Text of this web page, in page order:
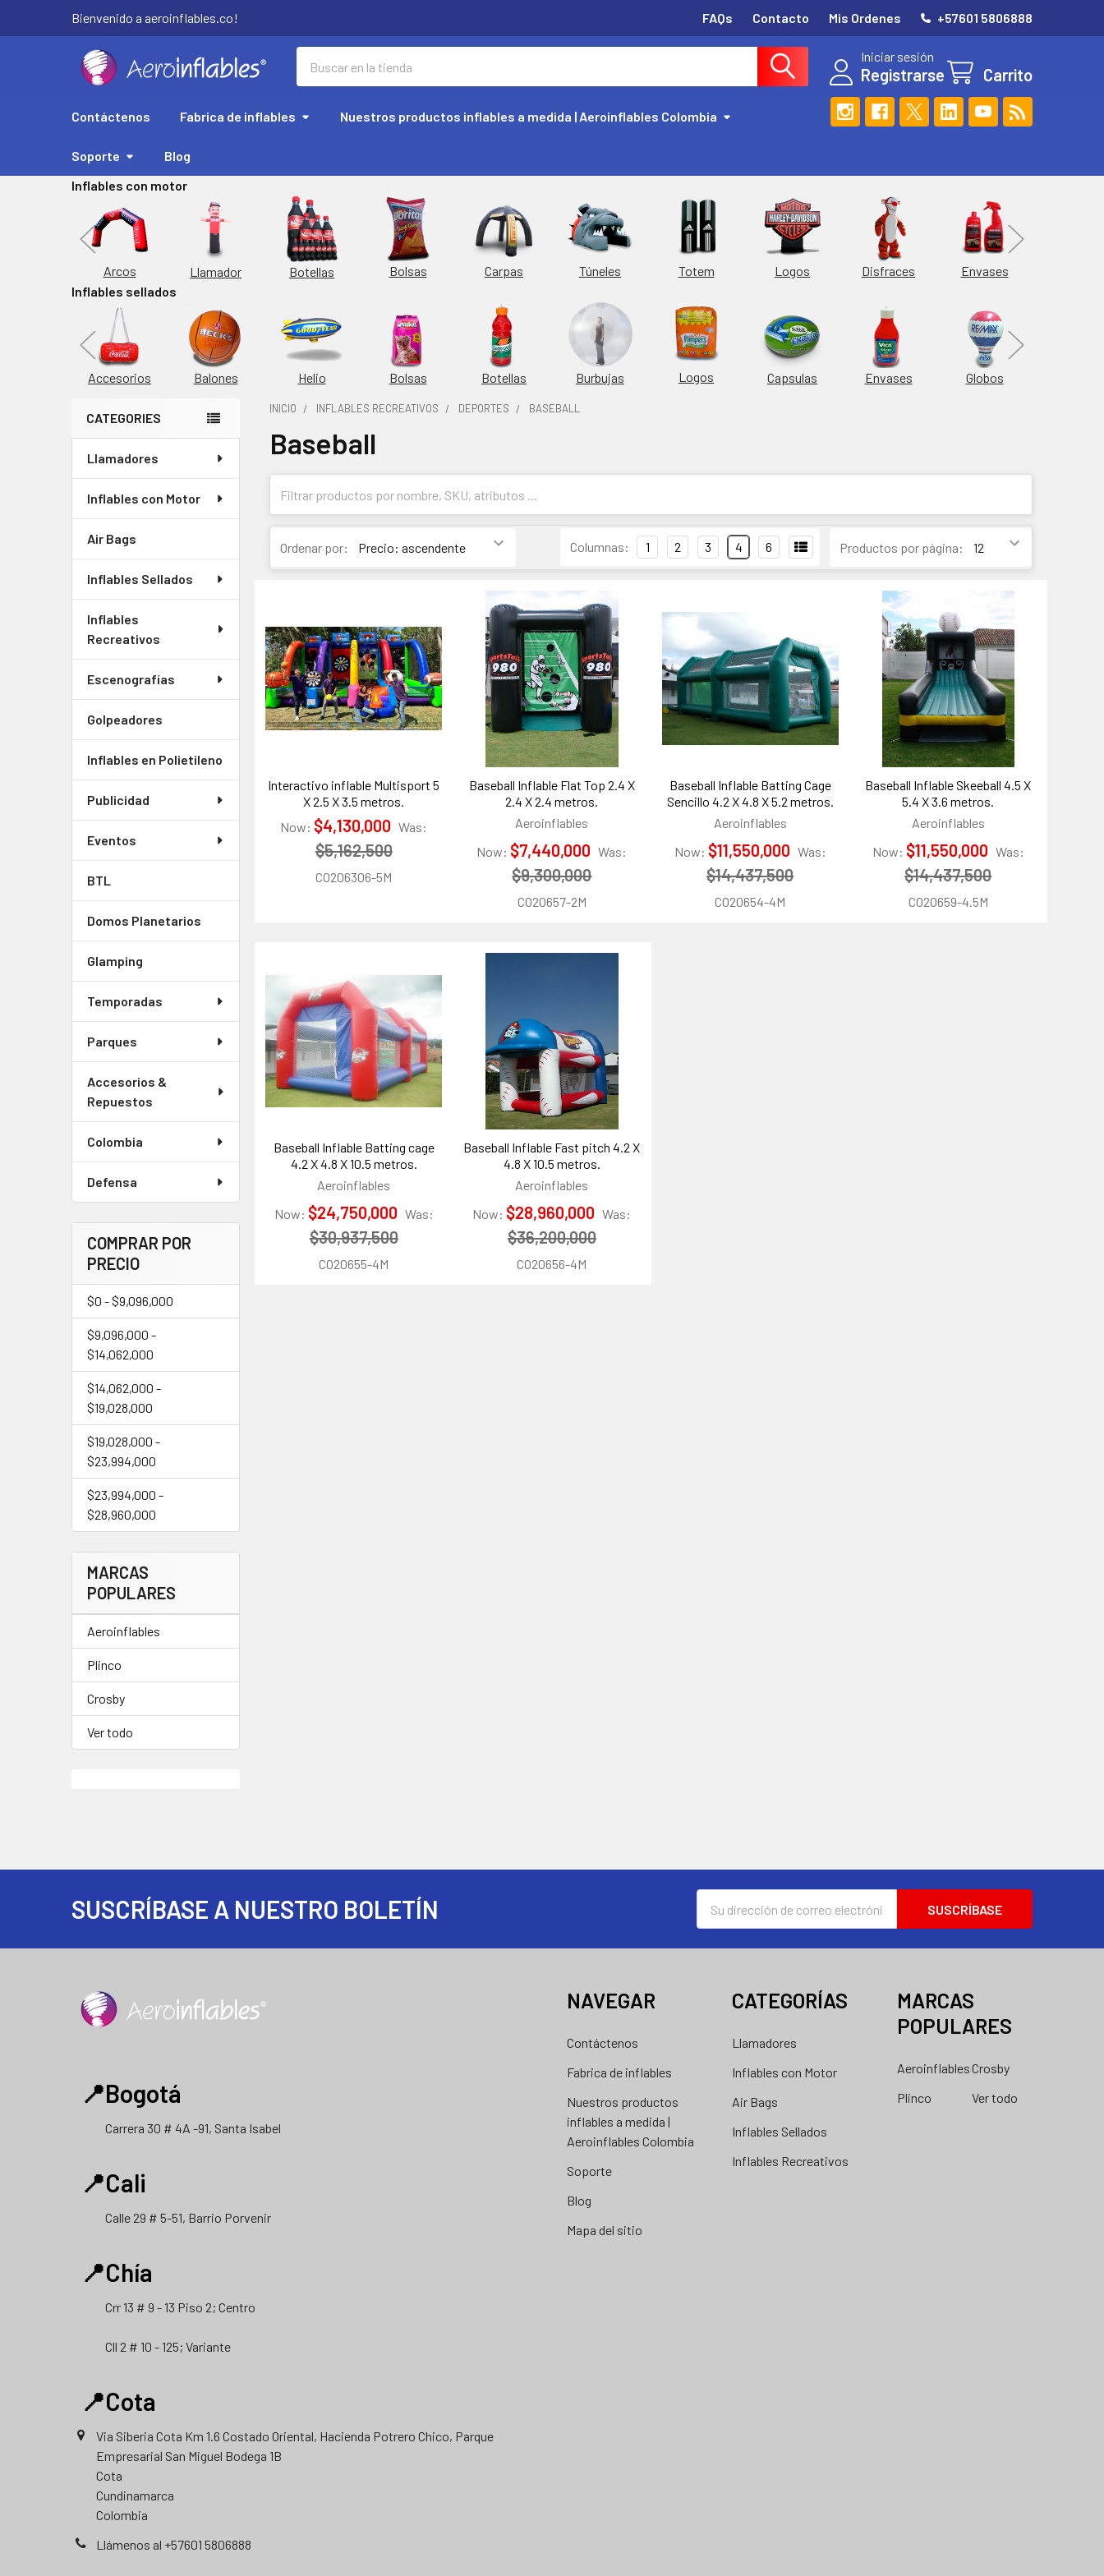
Bienvenido a aeroinflables.co! FAQs Contacto Mis Ordenes +57601 5806888
Iniciar sesión
Registrarse Carrito
Contáctenos Fabrica de inflables Nuestros productos inflables a medida | Aeroinflables Colombia
Soporte
Blog
Inflables con motor
Arcos Llamador Botellas Bolsas Carpas Túneles Totem Logos Disfraces Envases
Inflables sellados
Accesorios Balones Helio Bolsas Botellas Burbujas Logos Capsulas Envases Globos
Barra
lateral
CATEGORIES
Llamadores
Inflables con Motor
Air Bags
Inflables Sellados
Inflables
Recreativos
Escenografías
Golpeadores
Inflables en Polietileno
Publicidad
Eventos
BTL
Domos Planetarios
Glamping
Temporadas
Parques
Accesorios &
Repuestos
Colombia
Defensa
COMPRAR POR
PRECIO
$0 - $9,096,000
$9,096,000 -
$14,062,000
$14,062,000 -
$19,028,000
$19,028,000 -
$23,994,000
$23,994,000 -
$28,960,000
MARCAS
POPULARES
Aeroinflables
Plinco
Crosby
Ver todo
INICIO INFLABLES RECREATIVOS DEPORTES BASEBALL
Baseball
Ordenar por: Productos por página:
Columnas: 1 2 3 4 6
Interactivo inflable Multisport 5
X 2.5 X 3.5 metros.
Now: $4,130,000 Was:
$5,162,500
CO206306-5M
Baseball Inflable Flat Top 2.4 X
2.4 X 2.4 metros.
Aeroinflables
Now: $7,440,000 Was:
$9,300,000
CO20657-2M
Baseball Inflable Batting Cage
Sencillo 4.2 X 4.8 X 5.2 metros.
Aeroinflables
Now: $11,550,000 Was:
$14,437,500
CO20654-4M
Baseball Inflable Skeeball 4.5 X
5.4 X 3.6 metros.
Aeroinflables
Now: $11,550,000 Was:
$14,437,500
CO20659-4.5M
Baseball Inflable Batting cage
4.2 X 4.8 X 10.5 metros.
Aeroinflables
Now: $24,750,000 Was:
$30,937,500
CO20655-4M
Baseball Inflable Fast pitch 4.2 X
4.8 X 10.5 metros.
Aeroinflables
Now: $28,960,000 Was:
$36,200,000
CO20656-4M
SUSCRÍBASE A NUESTRO BOLETÍN
📍Bogotá
Carrera 30 # 4A -91, Santa Isabel
📍Cali
Calle 29 # 5-51, Barrio Porvenir
📍Chía
Crr 13 # 9 - 13 Piso 2; Centro
Cll 2 # 10 - 125; Variante
📍Cota
Via Siberia Cota Km 1.6 Costado Oriental, Hacienda Potrero Chico, Parque
Empresarial San Miguel Bodega 1B
Cota
Cundinamarca
Colombia
Llámenos al +57601 5806888
NAVEGAR
Contáctenos
Fabrica de inflables
Nuestros productos
inflables a medida |
Aeroinflables Colombia
Soporte
Blog
Mapa del sitio
CATEGORÍAS
Llamadores
Inflables con Motor
Air Bags
Inflables Sellados
Inflables Recreativos
MARCAS
POPULARES
Aeroinflables
Plinco
Crosby
Ver todo